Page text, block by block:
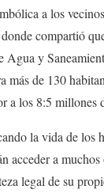
a los
compartió
Agua y
más de 130
a los 8:5 millones
la vida de los
acceder a
legal de su